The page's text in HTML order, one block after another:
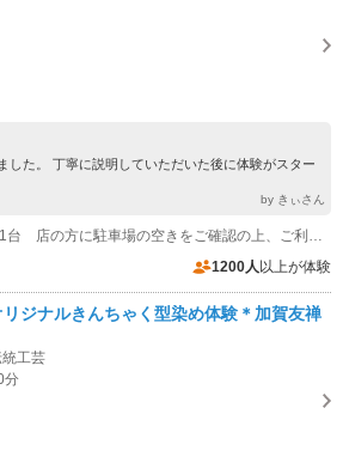
した。 丁寧に説明していただいた後に体験がスター
by きぃさん
専用駐車場あり（無料）1台 店の方に駐車場の空きをご確認の上、ご利用くださいませ。
1200人 以上が体験
リジナルきんちゃく型染め体験＊加賀友禅
工芸
分